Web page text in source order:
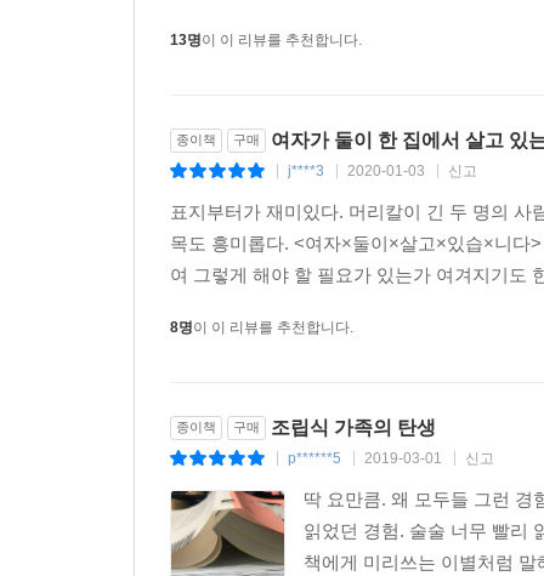
13명이 이 리뷰를 추천합니다.
종이책 구매 여자가 둘이 한 집에서 살고 있
j****3 2020-01-03 신고
표지부터가 재미있다. 머리칼이 긴 두 명의
목도 흥미롭다. <여자×둘이×살고×있습×니다
여 그렇게 해야 할 필요가 있는가 여겨지기도
8명이 이 리뷰를 추천합니다.
종이책 구매 조립식 가족의 탄생
p******5 2019-03-01 신고
딱 요만큼. 왜 모두들 그런 경
읽었던 경험. 술술 너무 빨리
책에게 미리쓰는 이별처럼 말